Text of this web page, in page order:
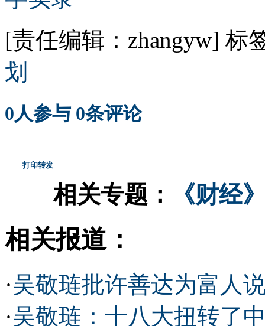
[责任编辑：zhangyw] 标
划
0人参与 0条评论
打印转发
相关专题： 《财经
相关报道：
·吴敬琏批许善达为富人
·吴敬琏：十八大扭转了